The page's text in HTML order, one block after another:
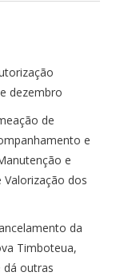
dezembro
de
e
e
dos
da
Timboteua,
outras